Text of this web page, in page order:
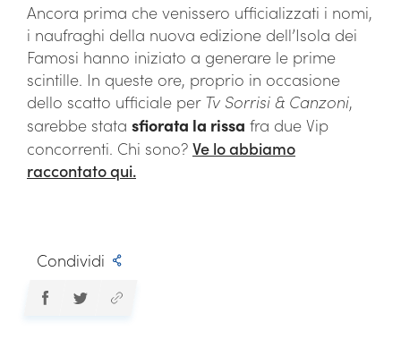
Ancora prima che venissero ufficializzati i nomi,
i naufraghi della nuova edizione dell’Isola dei
Famosi hanno iniziato a generare le prime
scintille. In queste ore, proprio in occasione
dello scatto ufficiale per Tv Sorrisi & Canzoni,
sarebbe stata sfiorata la rissa fra due Vip
concorrenti. Chi sono? Ve lo abbiamo
raccontato qui.
Condividi